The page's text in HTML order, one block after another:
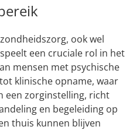
ook wel
een cruciale rol in het
mensen met psychische
klinische opname, waar
een zorginstelling, richt
en begeleiding op
thuis kunnen blijven